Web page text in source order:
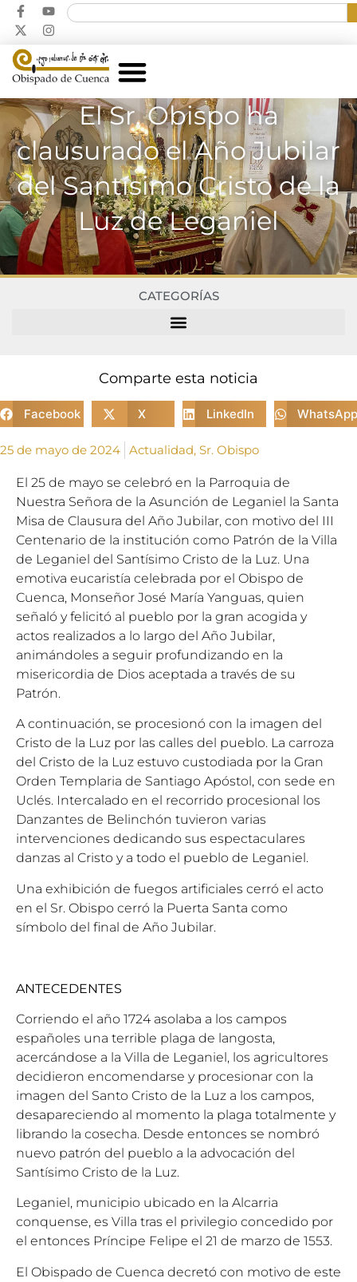
El Sr. Obispo ha
clausurado el Año Jubilar
del Santísimo Cristo de la
Luz de Leganiel
CATEGORÍAS
Comparte esta noticia
Facebook X LinkedIn WhatsApp
25 de mayo de 2024 Actualidad, Sr. Obispo
El 25 de mayo se celebró en la Parroquia de
Nuestra Señora de la Asunción de Leganiel la Santa
Misa de Clausura del Año Jubilar, con motivo del III
Centenario de la institución como Patrón de la Villa
de Leganiel del Santísimo Cristo de la Luz. Una
emotiva eucaristía celebrada por el Obispo de
Cuenca, Monseñor José María Yanguas, quien
señaló y felicitó al pueblo por la gran acogida y
actos realizados a lo largo del Año Jubilar,
animándoles a seguir profundizando en la
misericordia de Dios aceptada a través de su
Patrón.
A continuación, se procesionó con la imagen del
Cristo de la Luz por las calles del pueblo. La carroza
del Cristo de la Luz estuvo custodiada por la Gran
Orden Templaria de Santiago Apóstol, con sede en
Uclés. Intercalado en el recorrido procesional los
Danzantes de Belinchón tuvieron varias
intervenciones dedicando sus espectaculares
danzas al Cristo y a todo el pueblo de Leganiel.
Una exhibición de fuegos artificiales cerró el acto
en el Sr. Obispo cerró la Puerta Santa como
símbolo del final de Año Jubilar.
ANTECEDENTES
Corriendo el año 1724 asolaba a los campos
españoles una terrible plaga de langosta,
acercándose a la Villa de Leganiel, los agricultores
decidieron encomendarse y procesionar con la
imagen del Santo Cristo de la Luz a los campos,
desapareciendo al momento la plaga totalmente y
librando la cosecha. Desde entonces se nombró
nuevo patrón del pueblo a la advocación del
Santísimo Cristo de la Luz.
Leganiel, municipio ubicado en la Alcarria
conquense, es Villa tras el privilegio concedido por
el entonces Príncipe Felipe el 21 de marzo de 1553.
El Obispado de Cuenca decretó con motivo de este